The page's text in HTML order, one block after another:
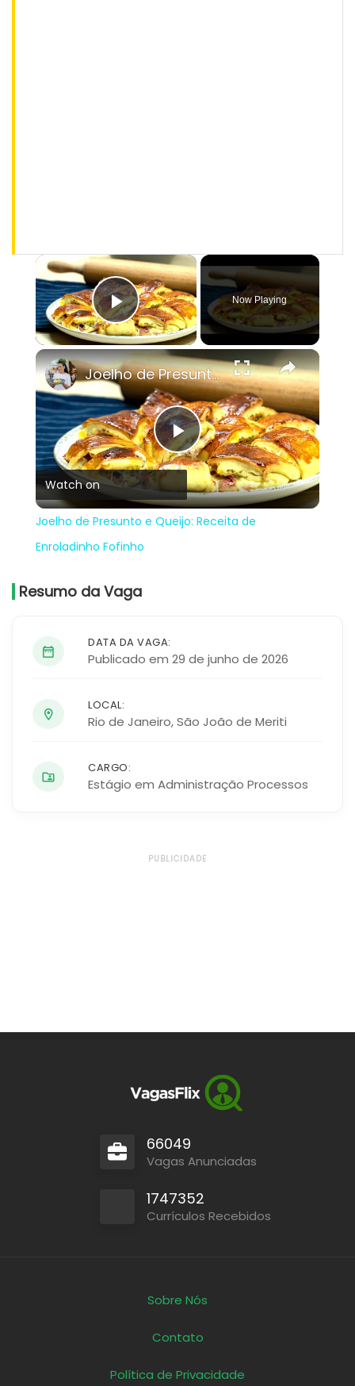
×
Play Video
Now Playing
×
Play
Video
Joelho de Presunto e Queijo: Receita de Enroladinho Fofinho
Watch on
Joelho de Presunto e Queijo: Receita de
Enroladinho Fofinho
Resumo da Vaga
DATA DA VAGA:
Publicado em 29 de junho de 2026
LOCAL:
Rio de Janeiro,São João de Meriti
CARGO:
Estágio em Administração Processos
PUBLICIDADE
66049
Vagas Anunciadas
1747352
Currículos Recebidos
Sobre Nós
Contato
Política de Privacidade